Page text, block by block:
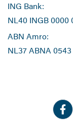
ING Bank:
NL40 INGB 0000
ABN Amro:
NL37 ABNA